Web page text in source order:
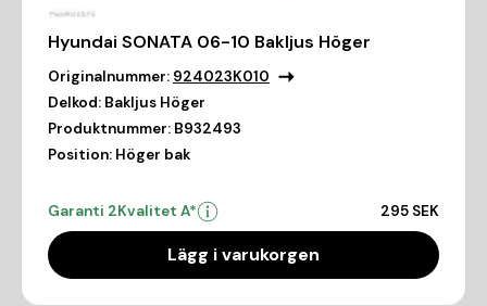
Hyundai SONATA 06-10 Bakljus Höger
Originalnummer: 924023K010
Delkod: Bakljus Höger
Produktnummer: B932493
Position: Höger bak
Garanti 2Kvalitet A* 295 SEK
Lägg i varukorgen